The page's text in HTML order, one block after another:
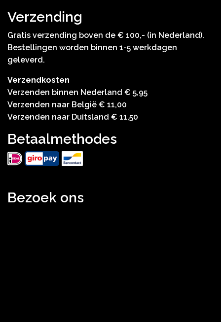
Verzending
Gratis verzending boven de € 100,- (in Nederland).
Bestellingen worden binnen 1-5 werkdagen
geleverd.
Verzendkosten
Verzenden binnen Nederland € 5,95
Verzenden naar België € 11,00
Verzenden naar Duitsland € 11,50
Betaalmethodes
Bezoek ons